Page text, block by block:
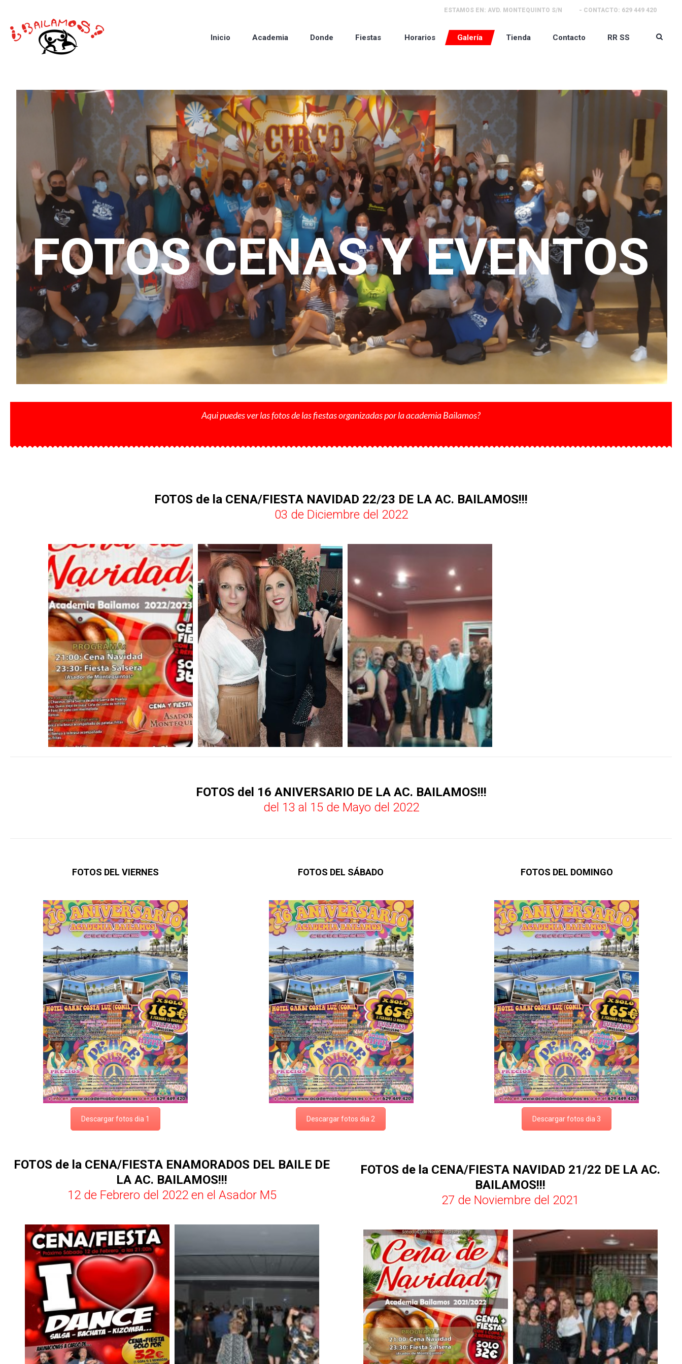
ESTAMOS EN: AVD. MONTEQUINTO S/N - CONTACTO: 629 449 420
Inicio Academia Donde Fiestas Horarios Galería Tienda Contacto RR SS
FOTOS CENAS Y EVENTOS
Aqui puedes ver las fotos de las fiestas organizadas por la academia Bailamos?
FOTOS de la CENA/FIESTA NAVIDAD 22/23 DE LA AC. BAILAMOS!!!
03 de Diciembre del 2022
FOTOS del 16 ANIVERSARIO DE LA AC. BAILAMOS!!!
del 13 al 15 de Mayo del 2022
FOTOS DEL VIERNES
Descargar fotos dia 1
FOTOS DEL SÁBADO
Descargar fotos dia 2
FOTOS DEL DOMINGO
Descargar fotos dia 3
FOTOS de la CENA/FIESTA ENAMORADOS DEL BAILE DE
LA AC. BAILAMOS!!!
12 de Febrero del 2022 en el Asador M5
FOTOS de la CENA/FIESTA NAVIDAD 21/22 DE LA AC.
BAILAMOS!!!
27 de Noviembre del 2021